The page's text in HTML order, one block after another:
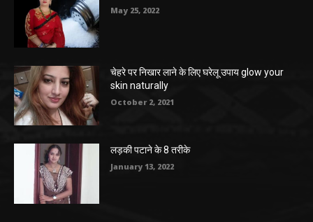
May 25, 2022
चेहरे पर निखार लाने के लिए घरेलू उपाय glow your
skin naturally
October 2, 2021
लड़की पटाने के 8 तरीके
January 13, 2022